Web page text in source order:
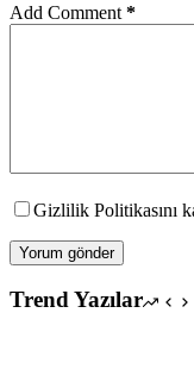
Add Comment *
Gizlilik Politikasını
Yorum gönder
Trend Yazılar